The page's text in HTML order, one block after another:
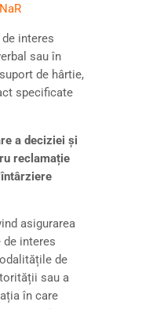
interes
sau în
de hârtie,
specificate
a deciziei și
reclamație
asigurarea
interes
de
sau a
în care